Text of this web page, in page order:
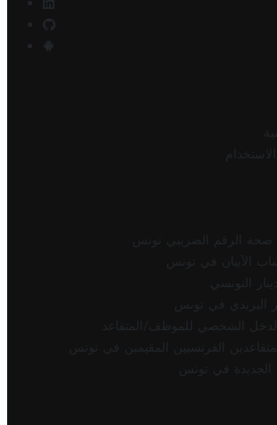
صحة الرقم الضريبي تونس
الآيبان في تونس
التونسي
البريدي في تونس
الشخصي للموظف/المتقاعد
الفرنسيين المقيمين في تونس
الجديدة في تونس